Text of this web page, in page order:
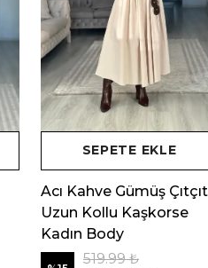
SEPETE EKLE
Acı Kahve Gümüş
Uzun Kollu Kaşkorse
Kadın Body
519.99 ₺